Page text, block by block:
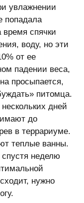
увлажнении
попадала
время спячки
воду, но эти
от ее
падении веса,
просыпается,
питомца.
дней
до
в террариуме.
теплые ванны.
спустя неделю
нужно